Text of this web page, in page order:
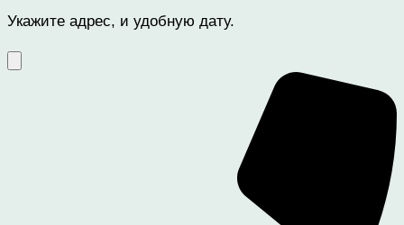
Укажите адрес, и удобную дату.